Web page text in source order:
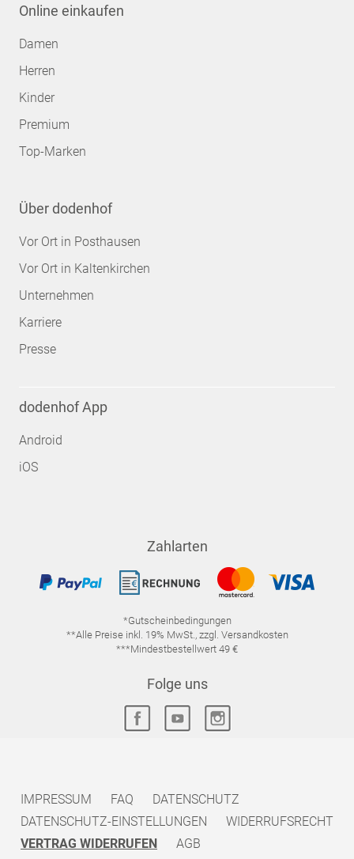
Online einkaufen
Damen
Herren
Kinder
Premium
Top-Marken
Über dodenhof
Vor Ort in Posthausen
Vor Ort in Kaltenkirchen
Unternehmen
Karriere
Presse
dodenhof App
Android
iOS
Zahlarten
*Gutscheinbedingungen
**Alle Preise inkl. 19% MwSt., zzgl. Versandkosten
***Mindestbestellwert 49 €
Folge uns
IMPRESSUM FAQ
DATENSCHUTZ
DATENSCHUTZ-EINSTELLUNGEN
WIDERRUFSRECHT
VERTRAG WIDERRUFEN
AGB